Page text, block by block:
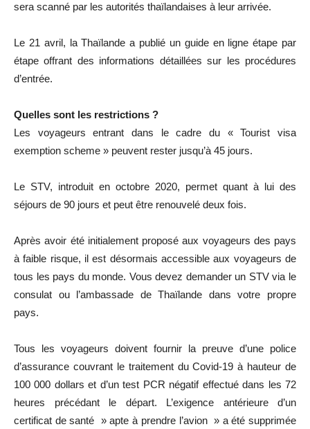
sera scanné par les autorités thaïlandaises à leur arrivée.
Le 21 avril, la Thaïlande a publié un guide en ligne étape par
étape offrant des informations détaillées sur les procédures
d’entrée.
Quelles sont les restrictions ?
Les voyageurs entrant dans le cadre du « Tourist visa
exemption scheme » peuvent rester jusqu’à 45 jours.
Le STV, introduit en octobre 2020, permet quant à lui des
séjours de 90 jours et peut être renouvelé deux fois.
Après avoir été initialement proposé aux voyageurs des pays
à faible risque, il est désormais accessible aux voyageurs de
tous les pays du monde. Vous devez demander un STV via le
consulat ou l’ambassade de Thaïlande dans votre propre
pays.
Tous les voyageurs doivent fournir la preuve d’une police
d’assurance couvrant le traitement du Covid-19 à hauteur de
100 000 dollars et d’un test PCR négatif effectué dans les 72
heures précédant le départ. L’exigence antérieure d’un
certificat de santé » apte à prendre l’avion » a été supprimée